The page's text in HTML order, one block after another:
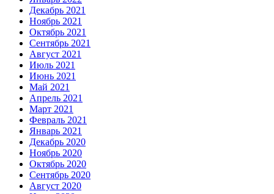
Декабрь 2021
Ноябрь 2021
Октябрь 2021
Сентябрь 2021
Август 2021
Июль 2021
Июнь 2021
Май 2021
Апрель 2021
Март 2021
Февраль 2021
Январь 2021
Декабрь 2020
Ноябрь 2020
Октябрь 2020
Сентябрь 2020
Август 2020